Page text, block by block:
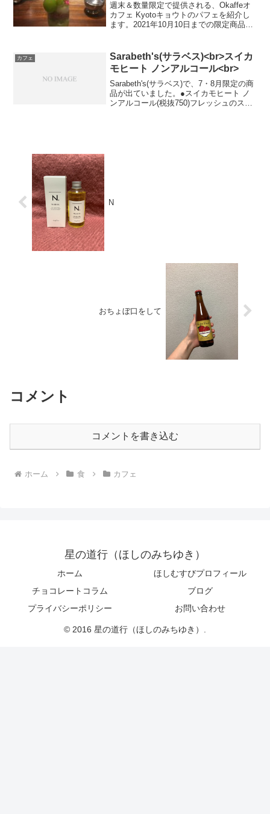
週末＆数量限定で提供される、Okaffeオ
カフェ Kyotoキョウトのパフェを紹介し
ます。2021年10月10日までの限定商品で
た目が、とても芸術的ですよね。...
カフェ
Sarabeth's(サラベス)<br>スイカ
モヒート ノンアルコール<br>
Sarabeth's(サラベス)で、7・8月限定の商
品が出ていました。●スイカモヒート ノ
ンアルコール(税抜750)フレッシュのスイ
N
おちょぼ口をして
コメント
コメントを書き込む
ホーム 食 カフェ
星の道行（ほしのみちゆき）
ホーム
ほしむすびプロフィール
チョコレートコラム
ブログ
プライバシーポリシー
お問い合わせ
© 2016 星の道行（ほしのみちゆき）.